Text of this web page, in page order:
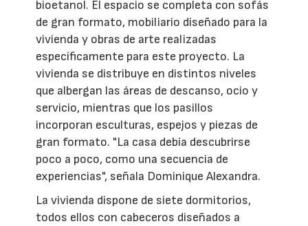
bioetanol. El espacio se completa con sofás
de gran formato, mobiliario diseñado para la
vivienda y obras de arte realizadas
específicamente para este proyecto. La
vivienda se distribuye en distintos niveles
que albergan las áreas de descanso, ocio y
servicio, mientras que los pasillos
incorporan esculturas, espejos y piezas de
gran formato. "La casa debía descubrirse
poco a poco, como una secuencia de
experiencias", señala Dominique Alexandra.
La vivienda dispone de siete dormitorios,
todos ellos con cabeceros diseñados a